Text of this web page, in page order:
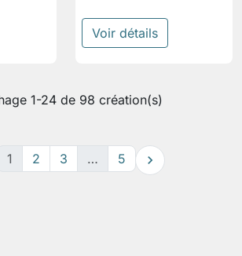
Voir détails
1-24 de 98 création(s)
1 2 3 … 5 